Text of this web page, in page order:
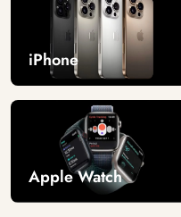
iPhone
Apple Watch